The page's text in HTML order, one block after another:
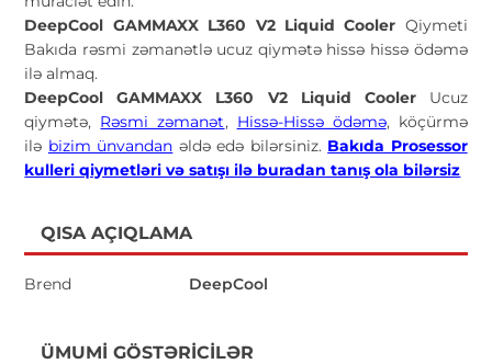
DeepCool GAMMAXX L360 V2 Liquid Cooler Qiymeti
Bakıda rəsmi zəmanətlə ucuz qiymətə hissə hissə ödəmə
ilə almaq.
DeepCool GAMMAXX L360 V2 Liquid CoolerUcuz
qiymətə, Rəsmi zəmanət, Hissə-Hissə ödəmə, köçürmə
ilə bizim ünvandan əldə edə bilərsiniz. Bakıda Prosessor
kulleri qiymetləri və satışı ilə buradan tanış ola bilərsiz
QISA AÇIQLAMA
Brend DeepCool
ÜMUMI GÖSTƏRICILƏR